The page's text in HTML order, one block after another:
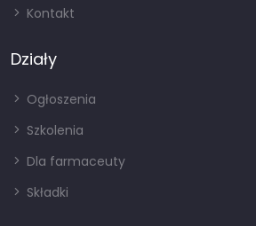
Kontakt
Działy
Ogłoszenia
Szkolenia
Dla farmaceuty
Składki